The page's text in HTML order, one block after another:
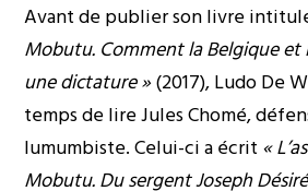
Avant de publier son livre
Mobutu. Comment la Belgique et
une dictature »(2017), Ludo De
temps de lire Jules Chomé,
lumumbiste. Celui-ci a écrit «
Mobutu. Du sergent Joseph